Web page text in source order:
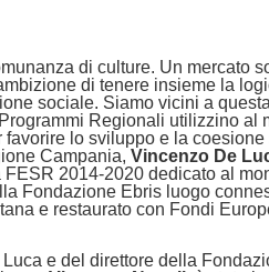
di culture. Un mercato
di tenere insieme la
sociale. Siamo vicini a
Regionali utilizzino al
lo sviluppo e la coesione
Campania, Vincenzo De
FESR 2014-2020 dedicato al
Fondazione Ebris luogo
e restaurato con Fondi
e del direttore della